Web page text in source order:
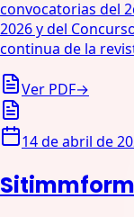
convocatorias del
2026 y del
continua de la
Ver PDF→
14 de abril de